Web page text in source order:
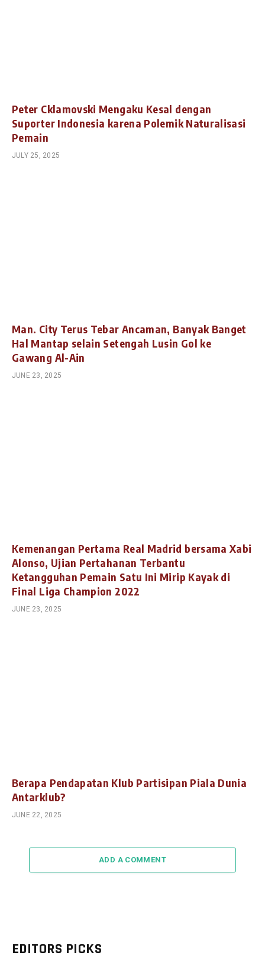
Peter Cklamovski Mengaku Kesal dengan
Suporter Indonesia karena Polemik Naturalisasi
Pemain
JULY 25, 2025
Man. City Terus Tebar Ancaman, Banyak Banget
Hal Mantap selain Setengah Lusin Gol ke
Gawang Al-Ain
JUNE 23, 2025
Kemenangan Pertama Real Madrid bersama Xabi
Alonso, Ujian Pertahanan Terbantu
Ketangguhan Pemain Satu Ini Mirip Kayak di
Final Liga Champion 2022
JUNE 23, 2025
Berapa Pendapatan Klub Partisipan Piala Dunia
Antarklub?
JUNE 22, 2025
ADD A COMMENT
EDITORS PICKS